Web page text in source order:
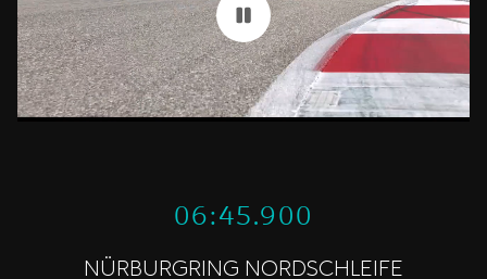
06:45.900
NÜRBURGRING NORDSCHLEIFE